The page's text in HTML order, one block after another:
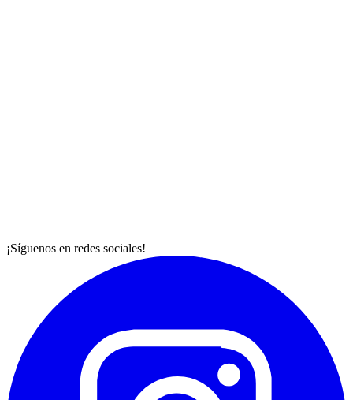
¡Síguenos en redes sociales!